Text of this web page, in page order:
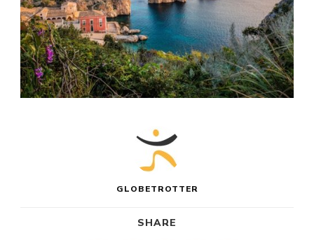
GLOBETROTTER
SHARE